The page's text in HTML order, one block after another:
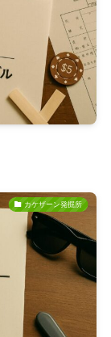
カケザーン発掘所